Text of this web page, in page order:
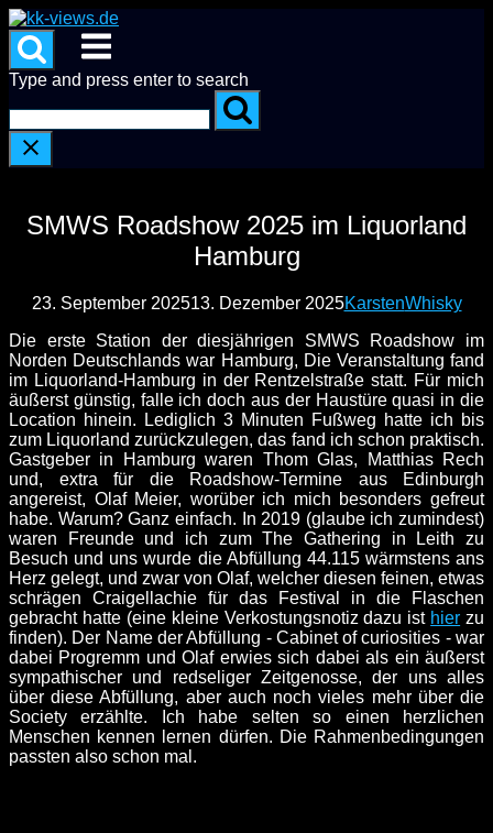
Skip
to
content
Menu
Type and press enter to search
SMWS Roadshow 2025 im Liquorland
Hamburg
23. September 202513. Dezember 2025KarstenWhisky
Die erste Station der diesjährigen SMWS Roadshow im
Norden Deutschlands war Hamburg, Die Veranstaltung fand
im Liquorland-Hamburg in der Rentzelstraße statt. Für mich
äußerst günstig, falle ich doch aus der Haustüre quasi in die
Location hinein. Lediglich 3 Minuten Fußweg hatte ich bis
zum Liquorland zurückzulegen, das fand ich schon praktisch.
Gastgeber in Hamburg waren Thom Glas, Matthias Rech
und, extra für die Roadshow-Termine aus Edinburgh
angereist, Olaf Meier, worüber ich mich besonders gefreut
habe. Warum? Ganz einfach. In 2019 (glaube ich zumindest)
waren Freunde und ich zum The Gathering in Leith zu
Besuch und uns wurde die Abfüllung 44.115 wärmstens ans
Herz gelegt, und zwar von Olaf, welcher diesen feinen, etwas
schrägen Craigellachie für das Festival in die Flaschen
gebracht hatte (eine kleine Verkostungsnotiz dazu ist hier zu
finden). Der Name der Abfüllung - Cabinet of curiosities - war
dabei Progremm und Olaf erwies sich dabei als ein äußerst
sympathischer und redseliger Zeitgenosse, der uns alles
über diese Abfüllung, aber auch noch vieles mehr über die
Society erzählte. Ich habe selten so einen herzlichen
Menschen kennen lernen dürfen. Die Rahmenbedingungen
passten also schon mal.